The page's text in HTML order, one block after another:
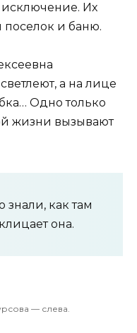
Их
поселок и баню.
а на лице
Одно только
жизни вызывают
как там
она.
— слева.